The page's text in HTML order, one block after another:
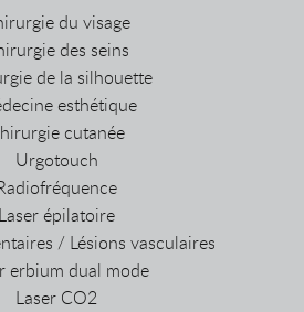
du visage
des seins
de la silhouette
esthétique
cutanée
Urgotouch
Laser épilatoire
/ Lésions vasculaires
erbium dual mode
Laser CO2